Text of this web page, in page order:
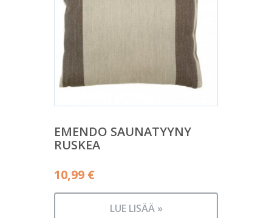
EMENDO SAUNATYYNY
RUSKEA
10,99 €
LUE LISÄÄ »